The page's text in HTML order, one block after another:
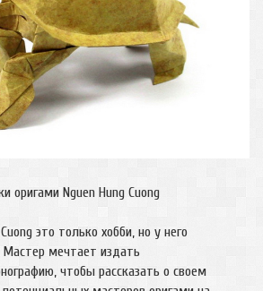
оригами Nguen Hung Cuong
это только хобби, но у него
мечтает издать
чтобы рассказать о своем